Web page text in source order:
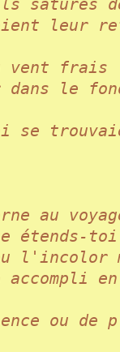
saturés
leur
vent
dans le
se
au
étends-
ou de